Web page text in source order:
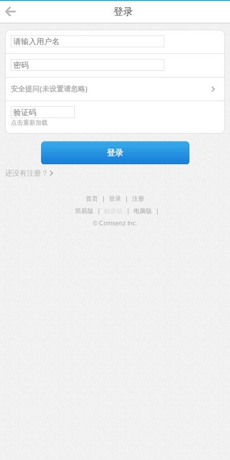
登录
安全提问(未设置请忽略)
点击重新加载
登录
还没有注册？
首页 登录
注册
简易版
触屏版 电脑版
© Comsenz Inc.